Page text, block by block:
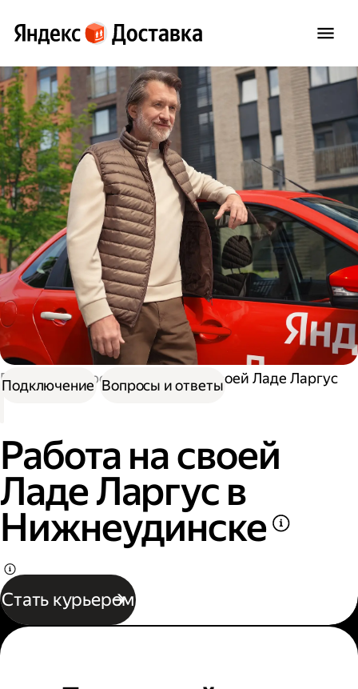
Работа курьером Работа на своей Ладе Ларгус
Работа на своей
Ладе Ларгус в
Нижнеудинске
Стать курьером
Подключение Вопросы и ответы